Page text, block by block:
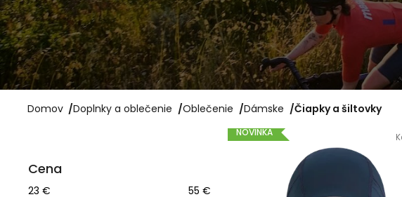
Domov /Doplnky a oblečenie /Oblečenie /Dámske /Čiapky a šiltovky
Cena
23 € 55 €
VNOVINKA
TESNIACI TMEL
BONTRAGER PRE
BEZDUŠOVÉ PLÁŠTE TLR
6 €
TREK
Pôvodne: